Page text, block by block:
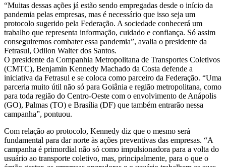
“Muitas dessas ações já estão sendo empregadas desde o início da
pandemia pelas empresas, mas é necessário que isso seja um
protocolo sugerido pela Federação. A sociedade conhecerá um
trabalho que representa informação, cuidado e confiança. Só assim
conseguiremos combater essa pandemia”, avalia o presidente da
Fetrasul, Odilon Walter dos Santos.
O presidente da Companhia Metropolitana de Transportes Coletivos
(CMTC), Benjamin Kennedy Machado da Costa defende a
iniciativa da Fetrasul e se coloca como parceiro da Federação. “Uma
parceria muito útil não só para Goiânia e região metropolitana, como
para toda região do Centro-Oeste com o envolvimento de Anápolis
(GO), Palmas (TO) e Brasília (DF) que também entrarão nessa
campanha”, pontuou.
Com relação ao protocolo, Kennedy diz que o mesmo será
fundamental para dar norte às ações preventivas das empresas. “A
campanha é primordial não só como impulsionadora para a volta do
usuário ao transporte coletivo, mas, principalmente, para o que o